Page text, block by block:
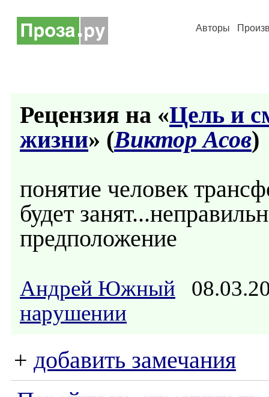
Авторы
Рецензия на «Цель и
жизни» (Виктор Асов)
понятие человек
будет
предположение
Андрей Южный
нарушении
+ добавить замечания